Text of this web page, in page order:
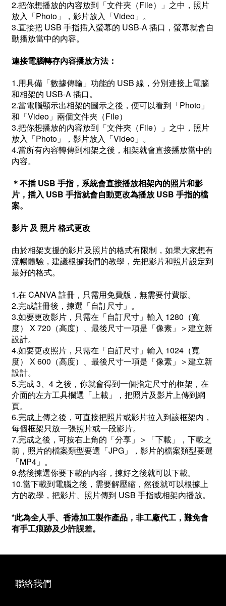
2.把你想播放的內容放到「文件夾（File）」之中，照片
放入「Photo」，影片放入「Video」。
3.直接把 USB 手指插入螢幕的 USB-A 插口，螢幕就會自
動播放當中的內容。
連接電腦轉存內容播放方法：
1.用具備「數據傳輸」功能的 USB 線，分別連接上電腦
和相架的 USB-A 插口。
2.當電腦顯示出相架的圖示之後，便可以看到「Photo」
和「Video」兩個文件夾（File）
3.把你想播放的內容放到「文件夾（File）」之中，照片
放入「Photo」，影片放入「Video」。
4.當所有內容轉傳到相架之後，相架就會直接播放當中的
內容。
＊不插 USB 手指，系統會直接播放相架內的照片和影
片，插入 USB 手指就會自動更改為播放 USB 手指的檔
案。
影片 及 照片 格式更改
由於相架支援的影片及照片的格式有限制，如果大家想有
流暢體驗，建議根據我們的教學，先把影片和照片設定到
最好的格式。
1.在 CANVA 註冊，只需用免費版，無需要付費版。
2.完成註冊後，揀選「自訂尺寸」。
3.如要更改影片，只需在「自訂尺寸」輸入 1280（寬
度） X 720（高度）、最後尺寸一項是「像素」＞建立新
設計。
4.如要更改照片，只需在「自訂尺寸」輸入 1024（寬
度） X 600（高度）、最後尺寸一項是「像素」＞建立新
設計。
5.完成 3、4 之後，你就會得到一個指定尺寸的框架，在
介面的左方工具欄選「上載」，把照片及影片上傳到網
頁。
6.完成上傳之後，可直接把照片或影片拉入到該框架內，
每個框架只放一張照片或一段影片。
7.完成之後，可按右上角的「分享」＞「下載」，下載之
前，照片的檔案類型要選「JPG」，影片的檔案類型要選
「MP4」。
9.然後揀選你要下載的內容，揀好之後就可以下載。
10.當下載到電腦之後，需要解壓縮，然後就可以根據上
方的教學，把影片、照片傳到 USB 手指或相架內播放。
*此為全人手、香港加工製作產品，非工廠代工，難免會
有手工痕跡及少許誤差。
聯絡我們